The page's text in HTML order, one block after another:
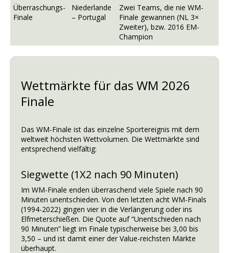
Überraschungs-
Finale
Niederlande
– Portugal
Zwei Teams, die nie WM-
Finale gewannen (NL 3×
Zweiter), bzw. 2016 EM-
Champion
Wettmärkte für das WM 2026
Finale
Das WM-Finale ist das einzelne Sportereignis mit dem
weltweit höchsten Wettvolumen. Die Wettmärkte sind
entsprechend vielfältig:
Siegwette (1X2 nach 90 Minuten)
Im WM-Finale enden überraschend viele Spiele nach 90
Minuten unentschieden. Von den letzten acht WM-Finals
(1994-2022) gingen vier in die Verlängerung oder ins
Elfmeterschießen. Die Quote auf “Unentschieden nach
90 Minuten” liegt im Finale typischerweise bei 3,00 bis
3,50 – und ist damit einer der Value-reichsten Märkte
überhaupt.